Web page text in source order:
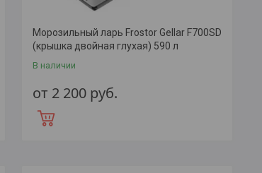
Морозильный ларь Frostor Gellar F700SD
(крышка двойная глухая) 590 л
В наличии
от 2 200 руб.